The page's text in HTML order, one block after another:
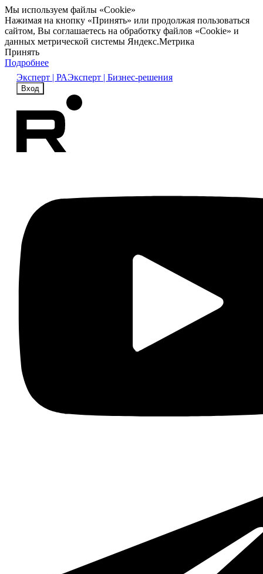
Мы используем файлы «Cookie»
Нажимая на кнопку «Принять» или продолжая пользоваться
сайтом, Вы соглашаетесь на обработку файлов «Cookie» и
данных метрической системы Яндекс.Метрика
Принять
Подробнее
Эксперт | РАЭксперт | Бизнес-решения
Вход